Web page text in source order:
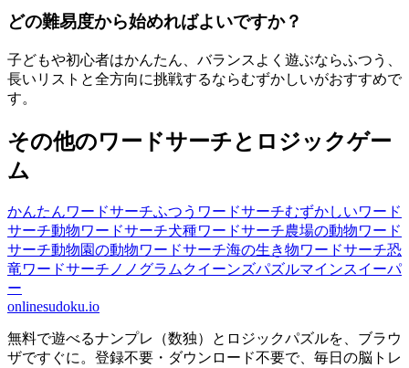
どの難易度から始めればよいですか？
子どもや初心者はかんたん、バランスよく遊ぶならふつう、
長いリストと全方向に挑戦するならむずかしいがおすすめで
す。
その他のワードサーチとロジックゲー
ム
かんたんワードサーチふつうワードサーチむずかしいワード
サーチ動物ワードサーチ犬種ワードサーチ農場の動物ワード
サーチ動物園の動物ワードサーチ海の生き物ワードサーチ恐
竜ワードサーチ ノノグラムクイーンズパズルマインスイーパ
ー
onlinesudoku.io
無料で遊べるナンプレ（数独）とロジックパズルを、ブラウ
ザですぐに。登録不要・ダウンロード不要で、毎日の脳トレ